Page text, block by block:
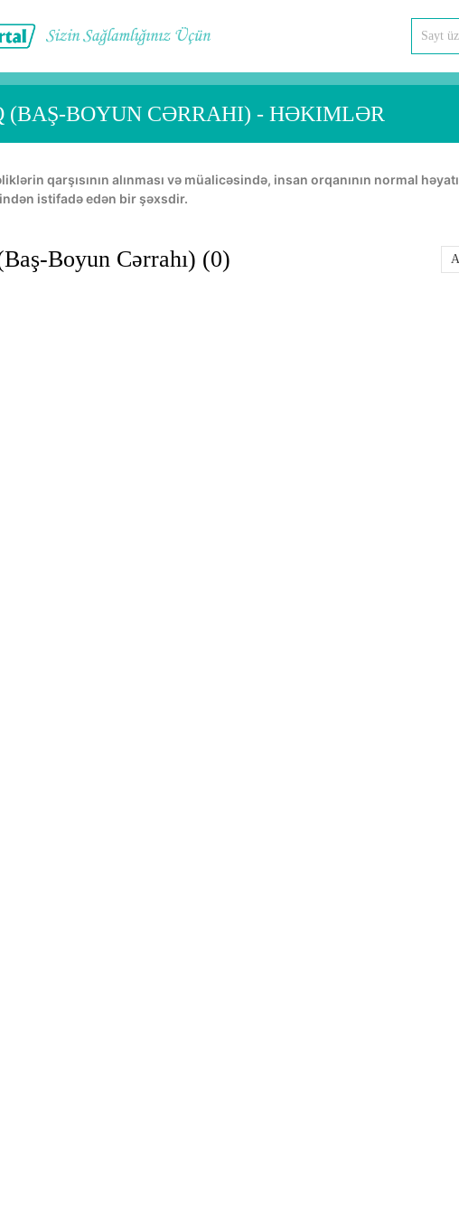
(BAŞ-BOYUN CƏRRAHI) - HƏKIMLƏR
istifadə edən bir şəxsdir.
Boyun Cərrahı) (0)